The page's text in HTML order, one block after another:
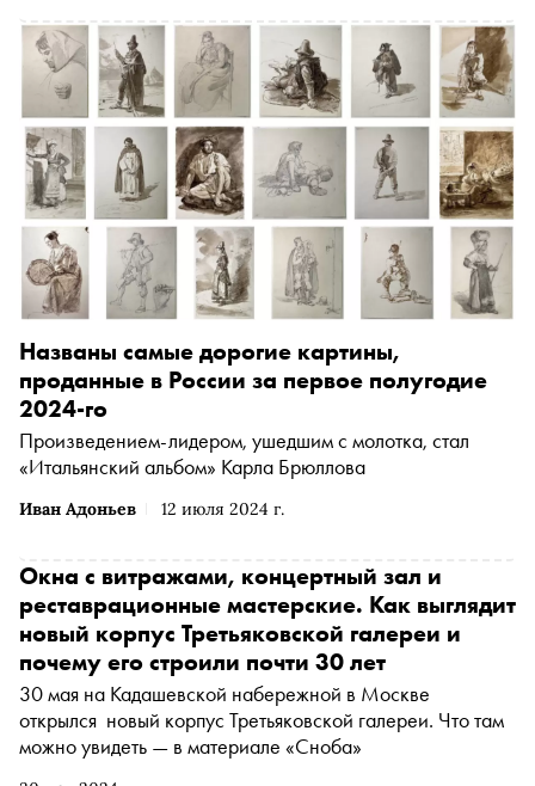
Иван Адоньев 12 июля 2024 г.
Названы самые дорогие картины,
проданные в России за первое полугодие
2024-го
Произведением-лидером, ушедшим с молотка, стал
«Итальянский альбом» Карла Брюллова
Окна с витражами, концертный зал и
реставрационные мастерские. Как выглядит
новый корпус Третьяковской галереи и
почему его строили почти 30 лет
30 мая на Кадашевской набережной в Москве
открылся новый корпус Третьяковской галереи. Что там
можно увидеть — в материале «Сноба»